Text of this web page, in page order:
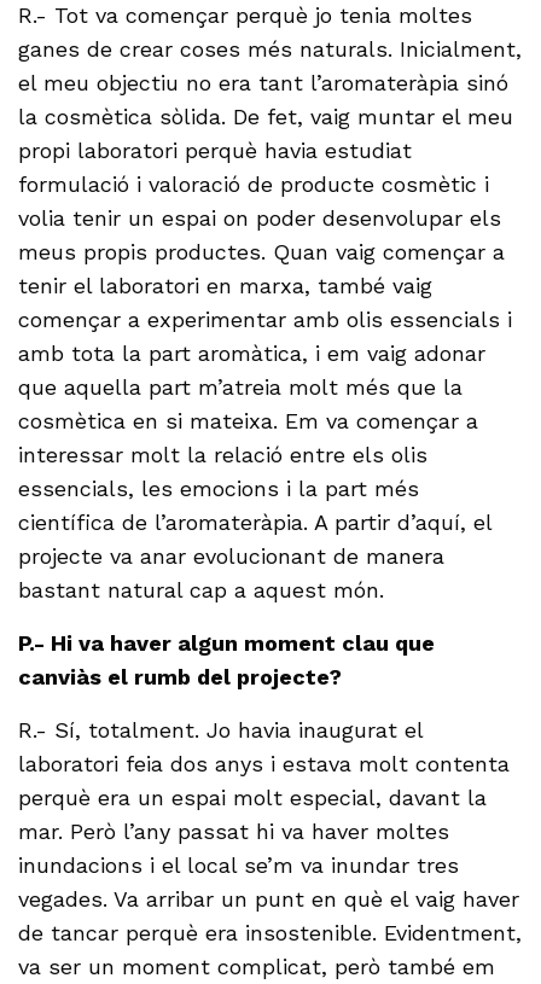
R.- Tot va començar perquè jo tenia moltes
ganes de crear coses més naturals. Inicialment,
el meu objectiu no era tant l’aromateràpia sinó
la cosmètica sòlida. De fet, vaig muntar el meu
propi laboratori perquè havia estudiat
formulació i valoració de producte cosmètic i
volia tenir un espai on poder desenvolupar els
meus propis productes. Quan vaig començar a
tenir el laboratori en marxa, també vaig
començar a experimentar amb olis essencials i
amb tota la part aromàtica, i em vaig adonar
que aquella part m’atreia molt més que la
cosmètica en si mateixa. Em va començar a
interessar molt la relació entre els olis
essencials, les emocions i la part més
científica de l’aromateràpia. A partir d’aquí, el
projecte va anar evolucionant de manera
bastant natural cap a aquest món.
P.- Hi va haver algun moment clau que
canviàs el rumb del projecte?
R.- Sí, totalment. Jo havia inaugurat el
laboratori feia dos anys i estava molt contenta
perquè era un espai molt especial, davant la
mar. Però l’any passat hi va haver moltes
inundacions i el local se’m va inundar tres
vegades. Va arribar un punt en què el vaig haver
de tancar perquè era insostenible. Evidentment,
va ser un moment complicat, però també em